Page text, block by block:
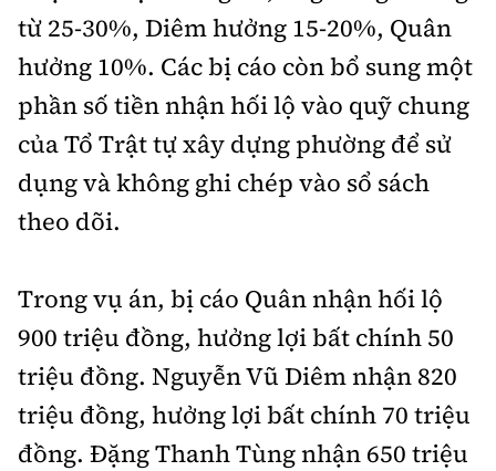
từ 25-30%, Diêm hưởng 15-20%, Quân
hưởng 10%. Các bị cáo còn bổ sung một
phần số tiền nhận hối lộ vào quỹ chung
của Tổ Trật tự xây dựng phường để sử
dụng và không ghi chép vào sổ sách
theo dõi.
Trong vụ án, bị cáo Quân nhận hối lộ
900 triệu đồng, hưởng lợi bất chính 50
triệu đồng. Nguyễn Vũ Diêm nhận 820
triệu đồng, hưởng lợi bất chính 70 triệu
đồng. Đặng Thanh Tùng nhận 650 triệu